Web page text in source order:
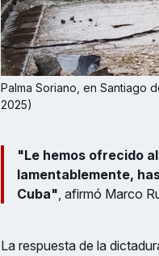
Palma Soriano, en Santiago
2025)
"Le hemos ofrecido
lamentablemente,
Cuba", afirmó Marco
La respuesta de la